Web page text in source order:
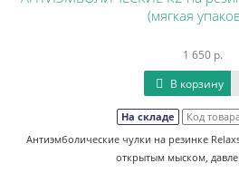
(мягкая
1 650 р.
В корзину
На складе Код
Антиэмболические чулки на резинке
открытым мыском,